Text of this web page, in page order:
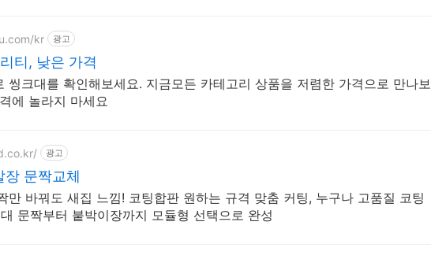
kr 광고
티, 낮은 가격
씽크대를 확인해보세요. 지금모든 카테고리 상품을 저렴한 가격으로 만나보
에 놀라지 마세요
광고
장 문짝교체
만 바꿔도 새집 느낌! 코팅합판 원하는 규격 맞춤 커팅, 누구나 고품질 코팅
문짝부터 붙박이장까지 모듈형 선택으로 완성